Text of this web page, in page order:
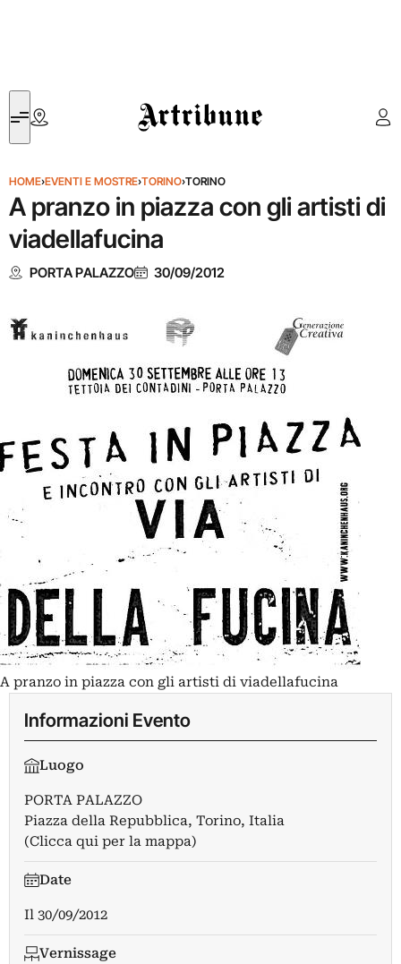
Artribune
HOME›EVENTI E MOSTRE›TORINO›TORINO
A pranzo in piazza con gli artisti di
viadellafucina
PORTA PALAZZO 30/09/2012
A pranzo in piazza con gli artisti di viadellafucina
Informazioni Evento
Luogo
PORTA PALAZZO
Piazza della Repubblica, Torino, Italia
(Clicca qui per la mappa)
Date
Il 30/09/2012
Vernissage